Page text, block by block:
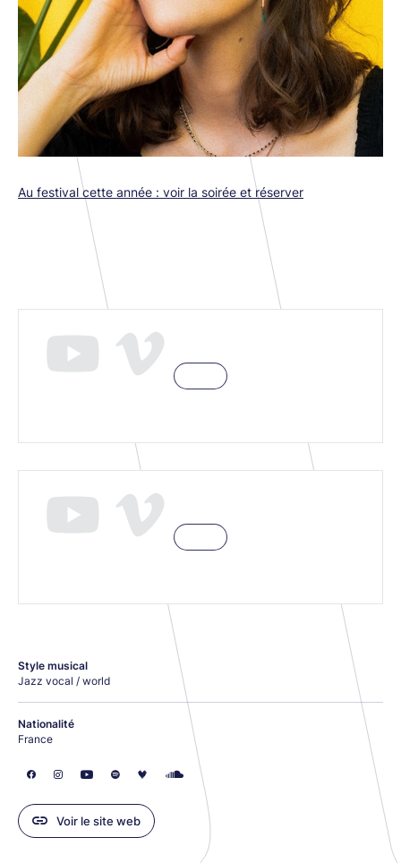
Style musical
Jazz vocal / world
Nationalité
France
Voir le site web
Au festival cette année : voir la soirée et réserver